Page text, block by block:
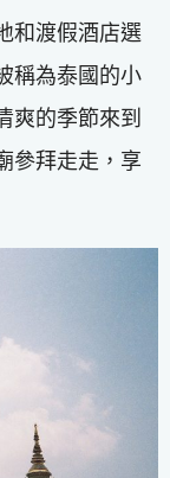
和渡假酒店選
稱為泰國的小
爽的季節來到
參拜走走，享